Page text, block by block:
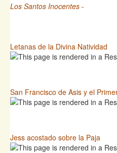
Los Santos Inocentes -
Letanas de la Divina Natividad
San Francisco de Asis y el
Jess acostado sobre la Paja